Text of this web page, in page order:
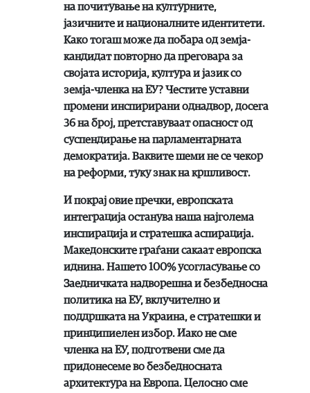
на почитување на културните,
јазичните и националните идентитети.
Како тогаш може да побара од земја-
кандидат повторно да преговара за
својата историја, култура и јазик со
земја-членка на ЕУ? Честите уставни
промени инспирирани однадвор, досега
36 на број, претставуваат опасност од
суспендирање на парламентарната
демократија. Ваквите шеми не се чекор
на реформи, туку знак на кршливост.
И покрај овие пречки, европската
интеграција останува наша најголема
инспирација и стратешка аспирација.
Македонските граѓани сакаат европска
иднина. Нашето 100% усогласување со
Заедничката надворешна и безбедносна
политика на ЕУ, вклучително и
поддршката на Украина, е стратешки и
принципиелен избор. Иако не сме
членка на ЕУ, подготвени сме да
придонесеме во безбедносната
архитектура на Европа. Целосно сме